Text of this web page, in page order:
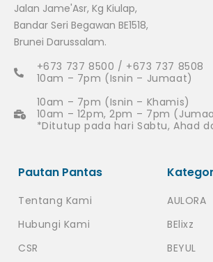
Jalan Jame'Asr, Kg Kiulap,
Bandar Seri Begawan BE1518,
Brunei Darussalam.
+673 737 8500 / +673 737 8508
10am – 7pm (Isnin – Jumaat)
10am – 7pm (Isnin – Khamis)
10am – 12pm, 2pm – 7pm
*Ditutup pada hari Sabtu, Ahad
Pautan Pantas
Tentang Kami
Hubungi Kami
CSR
AULORA
BElixz
BEYUL